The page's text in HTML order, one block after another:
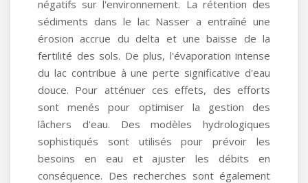
négatifs sur l'environnement. La rétention des
sédiments dans le lac Nasser a entraîné une
érosion accrue du delta et une baisse de la
fertilité des sols. De plus, l'évaporation intense
du lac contribue à une perte significative d'eau
douce. Pour atténuer ces effets, des efforts
sont menés pour optimiser la gestion des
lâchers d'eau. Des modèles hydrologiques
sophistiqués sont utilisés pour prévoir les
besoins en eau et ajuster les débits en
conséquence. Des recherches sont également